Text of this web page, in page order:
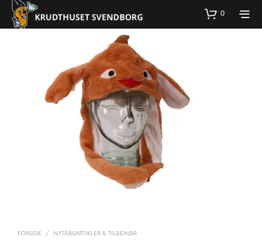
0
FORSIDE / NYTÅRSARTIKLER & TILBEHØR